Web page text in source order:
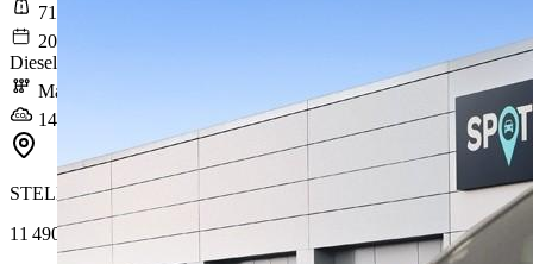
71 599 km
2020-12-09
Diesel
Manuelle
148 g/km
STELLANTIS &YOU BONDY
11 490 €